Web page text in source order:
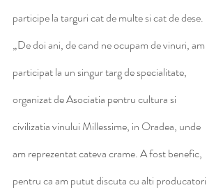
participe la targuri cat de multe si cat de dese.
„De doi ani, de cand ne ocupam de vinuri, am
participat la un singur targ de specialitate,
organizat de Asociatia pentru cultura si
civilizatia vinului Millessime, in Oradea, unde
am reprezentat cateva crame. A fost benefic,
pentru ca am putut discuta cu alti producatori